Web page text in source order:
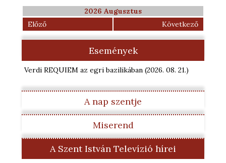
2026 Augusztus
Előző
Következő
Események
Verdi REQUIEM az egri bazilikában (2026. 08. 21.)
A nap szentje
Miserend
A Szent István Televízió hírei